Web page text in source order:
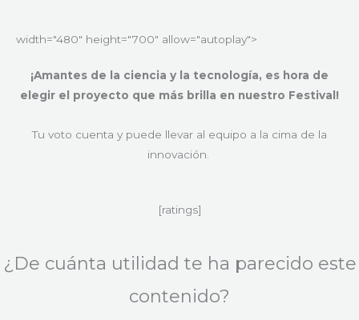
width="480" height="700" allow="autoplay">
¡Amantes de la ciencia y la tecnología, es hora de
elegir el proyecto que más brilla en nuestro Festival!
Tu voto cuenta y puede llevar al equipo a la cima de la
innovación.
[ratings]
¿De cuánta utilidad te ha parecido este
contenido?